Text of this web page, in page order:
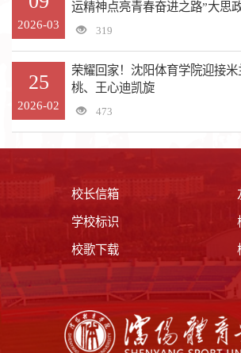
2026-03
运精神点亮青春奋进之路”大思
319
25
2026-02
荣耀回家！沈阳体育学院迎接
桃、王心迪凯旋
473
校长信箱
学校标识
校歌下载